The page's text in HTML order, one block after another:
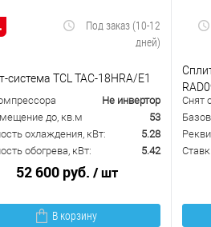
Под заказ (10-12
дней)
система TCL TAC-18HRA/E1
Не инвертор
до, кв.м
53
охлаждения, кВт:
5.28
обогрева, кВт:
5.42
52 600 руб. / шт
В корзину
Снят